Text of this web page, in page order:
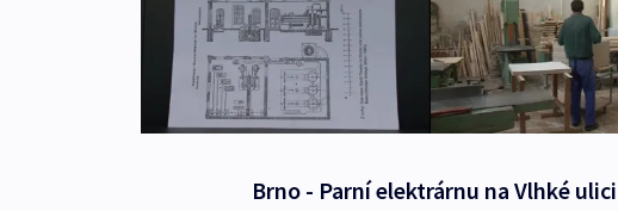
Brno - Parní elektrárnu na Vlhké